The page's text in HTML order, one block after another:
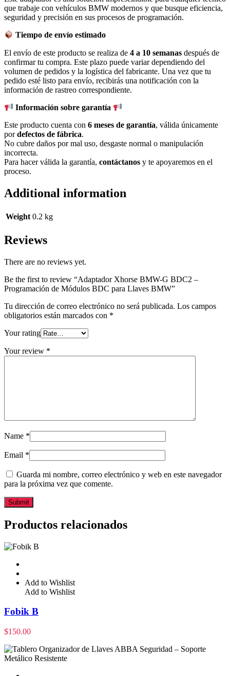
que trabaje con vehículos BMW modernos y que busque eficiencia,
seguridad y precisión en sus procesos de programación.
Tiempo de envío estimado
El envío de este producto se realiza de 4 a 10 semanas después de
confirmar tu compra. Este plazo puede variar dependiendo del
volumen de pedidos y la logística del fabricante. Una vez que tu
pedido esté listo para envío, recibirás una notificación con la
información de rastreo correspondiente.
Información sobre garantía
Este producto cuenta con 6 meses de garantía, válida únicamente
pordefectos de fábrica.
No cubre daños por mal uso, desgaste normal o manipulación
incorrecta.
Para hacer válida la garantía, contáctanos y te apoyaremos en el
proceso.
Additional information
Weight 0.2 kg
Reviews
There are no reviews yet.
Be the first to review “Adaptador Xhorse BMW-G BDC2 –
Programación de Módulos BDC para Llaves BMW”
Tu dirección de correo electrónico no será publicada. Los campos
obligatorios están marcados con *
Your rating
Your review *
Name *
Email *
Guarda mi nombre, correo electrónico y web en este navegador
para la próxima vez que comente.
Productos relacionados
Add to Wishlist
Add to Wishlist
Fobik B
$150.00